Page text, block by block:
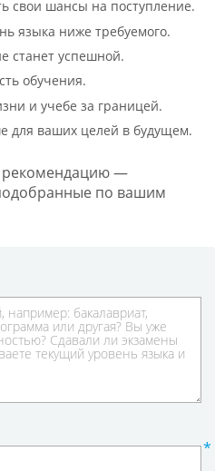
свои шансы на поступление.
языка ниже требуемого.
станет успешной.
обучения.
и учебе за границей.
для ваших целей в будущем.
рекомендацию —
по вашим